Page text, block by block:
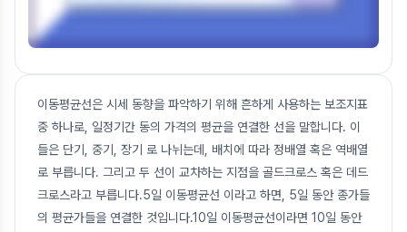
이동평균선은 시세 동향을 파악하기 위해 흔하게 사용하는 보조지표
중 하나로, 일정기간 동의 가격의 평균을 연결한 선을 말합니다. 이
들은 단기, 중기, 장기 로 나뉘는데, 배치에 따라 정배열 혹은 역배열
로 부릅니다. 그리고 두 선이 교차하는 지점을 골드크로스 혹은 데드
크로스라고 부릅니다.5일 이동평균선 이라고 하면, 5일 동안 종가들
의 평균가들을 연결한 것입니다.10일 이동평균선이라면 10일 동안